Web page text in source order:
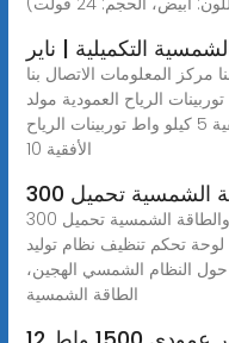
التكميلية | ناير
مركز المعلومات الاتصال بنا
الرياح العمودية مولد
المغناطيس الدائم توربينات الرياح الأفقية 5 كيلو واط توربينات الرياح
الأفقية 10
الرياح والطاقة الشمسية تحميل 300W تركيب محمول على شبكة
تحكم تنظيف نظام توليد
النظام الشمسي الهجين،
الطاقة الشمسية